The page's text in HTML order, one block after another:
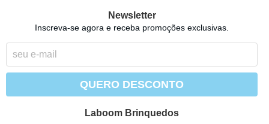
Newsletter
Inscreva-se agora e receba promoções exclusivas.
QUERO DESCONTO
Laboom Brinquedos